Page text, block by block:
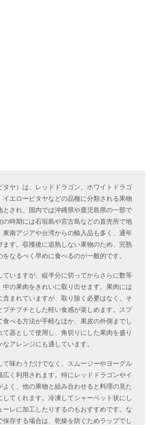
タヤ）は、レッドドラゴン、ホワイトドラゴ
イエローピタヤなどの品種に分類される果物
とされ、国内では沖縄県や鹿児島県の一部で
の時期には石垣島や宮古島などの直売所で地
東南アジアや台湾からの輸入品も多く、通年
ます。収穫後に追熟しない果物のため、完熟
なるべく早めに食べるのが一般的です。
ていますが、縦半分に切ってからさらに数等
中の果肉をきれいに取り出せます。果肉には
含まれていますが、取り除く必要はなく、そ
プチプチとした軽い食感が楽しめます。スプ
食べる方法が手軽なほか、果皮の外側までし
て器として使用し、角切りにした果肉を盛り
アレンジにも適しています。
て味わうだけでなく、スムージーやヨーグル
広く利用されます。特にレッドドラゴンやイ
よく、他の果物と組み合わせると料理の見た
してくれます。冷凍してシャーベット状にし
ーレに加工したりするのもおすすめです。な
保存する場合は、乾燥を防ぐためラップでし